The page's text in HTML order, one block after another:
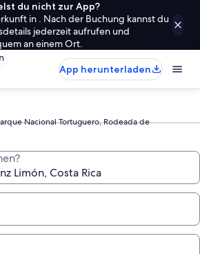
du nicht zur App?
in . Nach der Buchung kannst du
jederzeit aufrufen und
an einem Ort.
App herunterladen
Nacional Tortuguero, Rodeada de